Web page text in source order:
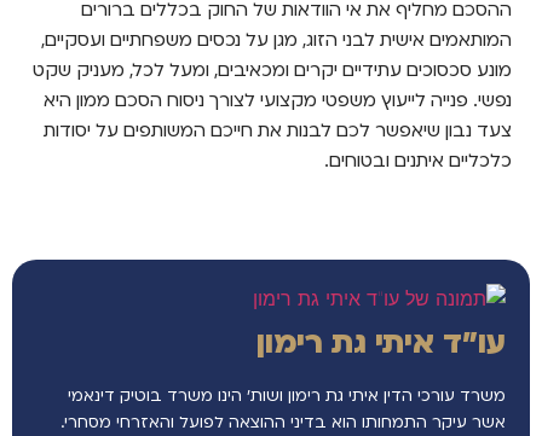
ההסכם מחליף את אי הוודאות של החוק בכללים ברורים
המותאמים אישית לבני הזוג, מגן על נכסים משפחתיים ועסקיים,
מונע סכסוכים עתידיים יקרים ומכאיבים, ומעל לכל, מעניק שקט
נפשי. פנייה לייעוץ משפטי מקצועי לצורך ניסוח הסכם ממון היא
צעד נבון שיאפשר לכם לבנות את חייכם המשותפים על יסודות
כלכליים איתנים ובטוחים.
עו"ד איתי גת רימון
משרד עורכי הדין איתי גת רימון ושות’ הינו משרד בוטיק דינאמי
אשר עיקר התמחותו הוא בדיני ההוצאה לפועל והאזרחי מסחרי.